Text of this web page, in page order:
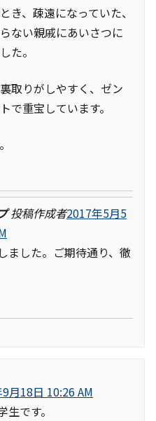
き、疎遠になっていた、
ない親戚にあいさつに
た。
取りがしやすく、ゼン
で重宝しています。
投稿作成者2017年5月5
ました。ご期待通り、徹
月18日 10:26 AM
です。